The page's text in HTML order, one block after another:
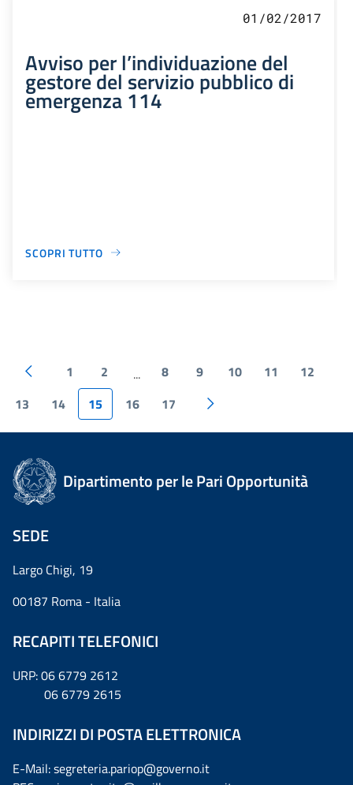
01/02/2017
Avviso per l’individuazione del
gestore del servizio pubblico di
emergenza 114
SCOPRI TUTTO
1 2 ... 8 9 10 11
12
13
14 15 16 17
Dipartimento per le Pari Opportunità
SEDE
Largo Chigi, 19
00187 Roma - Italia
RECAPITI TELEFONICI
URP: 06 6779 2612
06 6779 2615
INDIRIZZI DI POSTA ELETTRONICA
E-Mail: segreteria.pariop@governo.it